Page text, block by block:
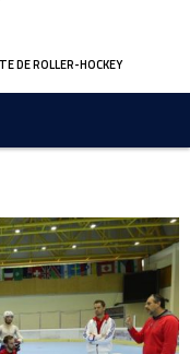
DE ROLLER-HOCKEY